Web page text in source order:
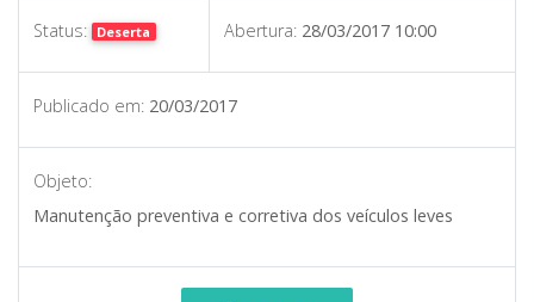
Status: Deserta Abertura: 28/03/2017 10:00
Publicado em: 20/03/2017
Objeto:
Manutenção preventiva e corretiva dos veículos leves